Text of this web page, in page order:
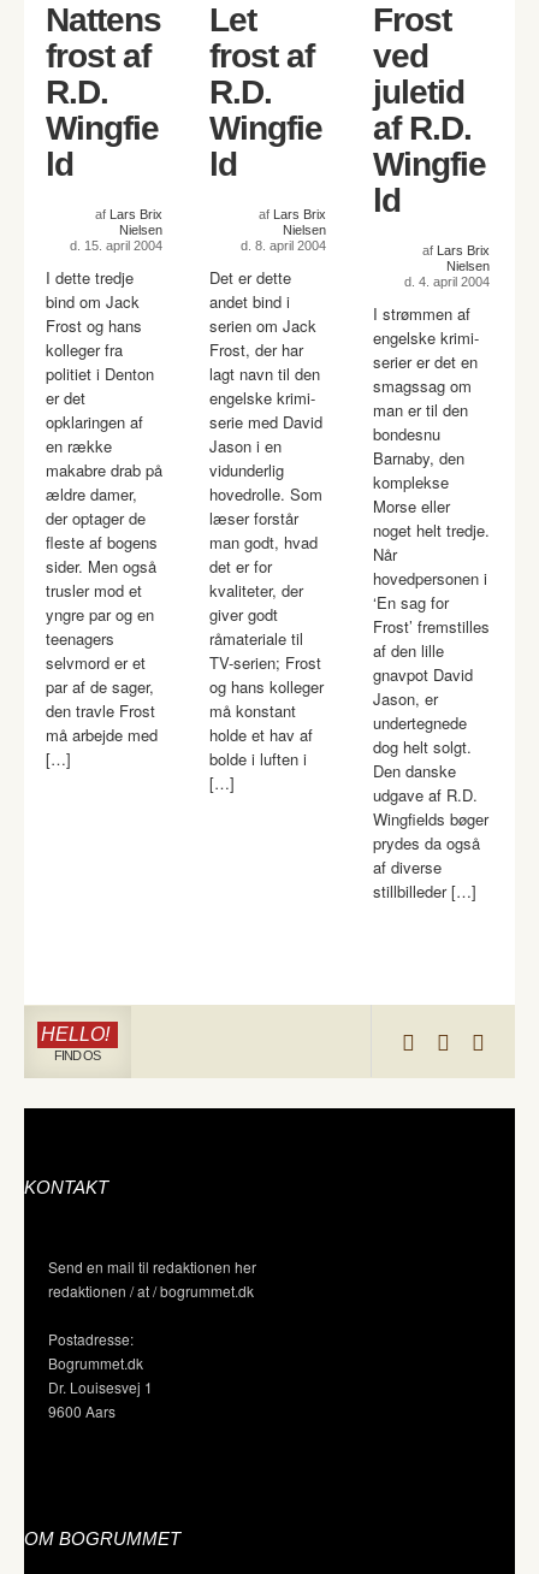
Nattens
frost af
R.D.
Wingfie
ld
af Lars Brix
Nielsen
d. 15. april 2004
I dette tredje
bind om Jack
Frost og hans
kolleger fra
politiet i Denton
er det
opklaringen af
en række
makabre drab på
ældre damer,
der optager de
fleste af bogens
sider. Men også
trusler mod et
yngre par og en
teenagers
selvmord er et
par af de sager,
den travle Frost
må arbejde med
[…]
Let
frost af
R.D.
Wingfie
ld
af Lars Brix
Nielsen
d. 8. april 2004
Det er dette
andet bind i
serien om Jack
Frost, der har
lagt navn til den
engelske krimi-
serie med David
Jason i en
vidunderlig
hovedrolle. Som
læser forstår
man godt, hvad
det er for
kvaliteter, der
giver godt
råmateriale til
TV-serien; Frost
og hans kolleger
må konstant
holde et hav af
bolde i luften i
[…]
Frost
ved
juletid
af R.D.
Wingfie
ld
af Lars Brix
Nielsen
d. 4. april 2004
I strømmen af
engelske krimi-
serier er det en
smagssag om
man er til den
bondesnu
Barnaby, den
komplekse
Morse eller
noget helt tredje.
Når
hovedpersonen i
‘En sag for
Frost’ fremstilles
af den lille
gnavpot David
Jason, er
undertegnede
dog helt solgt.
Den danske
udgave af R.D.
Wingfields bøger
prydes da også
af diverse
stillbilleder […]
HELLO!
FIND OS
KONTAKT
Send en mail til redaktionen her
redaktionen / at / bogrummet.dk
Postadresse:
Bogrummet.dk
Dr. Louisesvej 1
9600 Aars
OM BOGRUMMET